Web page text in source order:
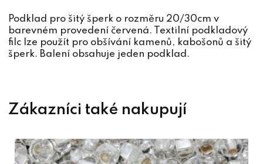
Podklad pro šitý šperk o rozměru 20/30cm v
barevném provedení červená. Textilní podkladový
filc lze použít pro obšívání kamenů, kabošonů a šitý
šperk. Balení obsahuje jeden podklad.